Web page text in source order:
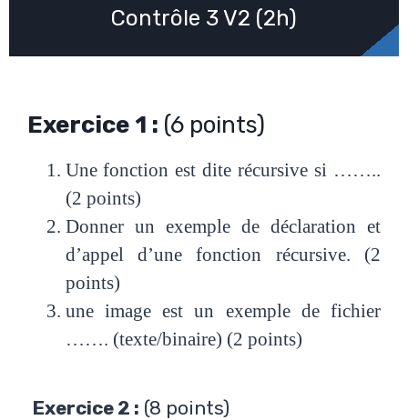
Contrôle 3 V2 (2h)
Exercice 1 : (6 points)
Une fonction est dite récursive si ……..
(2 points)
Donner un exemple de déclaration et
d’appel d’une fonction récursive. (2
points)
une image est un exemple de fichier
……. (texte/binaire) (2 points)
Exercice 2 : (8 points)